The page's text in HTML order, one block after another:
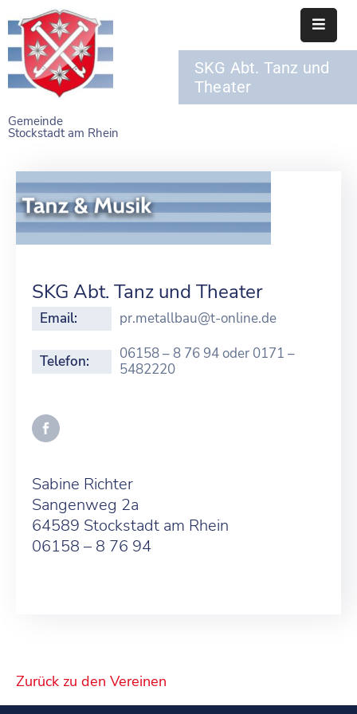
Gemeinde
Stockstadt am Rhein
STARTSEITE
BÜRGERSERVICE
NAHERHOLUNG
FREIZEITEINRICHTUNGEN
VEREINE
SKG Abt. Tanz und
Theater
SKG Abt. Tanz und Theater
Email: pr.metallbau@t-online.de
Telefon:
06158 – 8 76 94 oder 0171 –
5482220
Sabine Richter
Sangenweg 2a
64589 Stockstadt am Rhein
06158 – 8 76 94
Zurück zu den Vereinen